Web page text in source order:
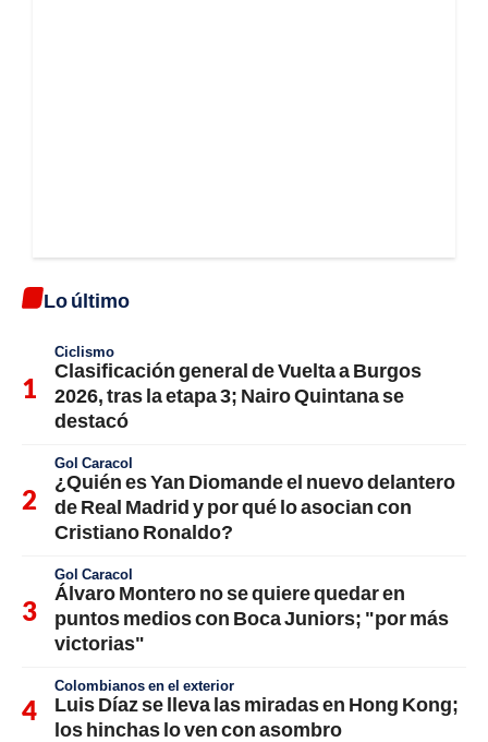
Lo último
Ciclismo
Clasificación general de Vuelta a Burgos
2026, tras la etapa 3; Nairo Quintana se
destacó
Gol Caracol
¿Quién es Yan Diomande el nuevo delantero
de Real Madrid y por qué lo asocian con
Cristiano Ronaldo?
Gol Caracol
Álvaro Montero no se quiere quedar en
puntos medios con Boca Juniors; "por más
victorias"
Colombianos en el exterior
Luis Díaz se lleva las miradas en Hong Kong;
los hinchas lo ven con asombro